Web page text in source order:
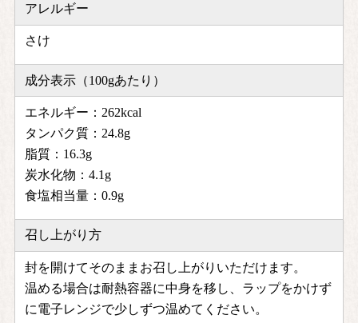
アレルギー
さけ
成分表示（100gあたり）
エネルギー：262kcal
タンパク質：24.8g
脂質：16.3g
炭水化物：4.1g
食塩相当量：0.9g
召し上がり方
封を開けてそのままお召し上がりいただけます。
温める場合は耐熱容器に中身を移し、ラップをかけず
に電子レンジで少しずつ温めてください。